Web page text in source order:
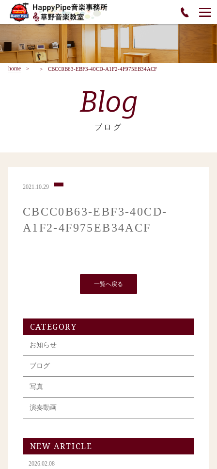
home CBCC0B63-EBF3-40CD-A1F2-4F975EB34ACF
Blog
ブログ
2021.10.29
CBCC0B63-EBF3-40CD-
A1F2-4F975EB34ACF
一覧へ戻る
CATEGORY
お知らせ
ブログ
写真
演奏動画
NEW ARTICLE
2026.02.08